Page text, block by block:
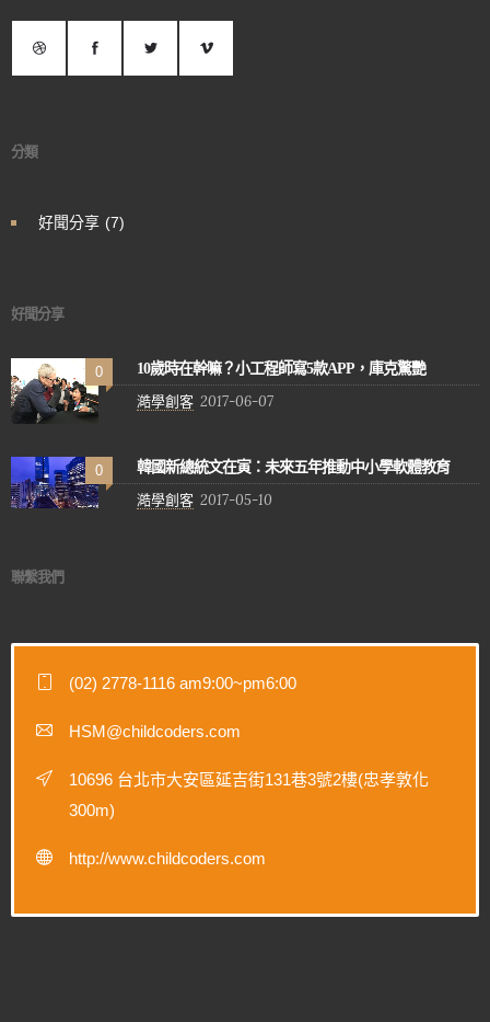
分類
好聞分享 (7)
好聞分享
0 10歲時在幹嘛？小工程師寫5款APP，庫克驚艷
澔學創客 2017-06-07
0 韓國新總統文在寅：未來五年推動中小學軟體教育
澔學創客 2017-05-10
聯繫我們
(02) 2778-1116 am9:00~pm6:00
HSM@childcoders.com
10696 台北市大安區延吉街131巷3號2樓(忠孝敦化
300m)
http://www.childcoders.com